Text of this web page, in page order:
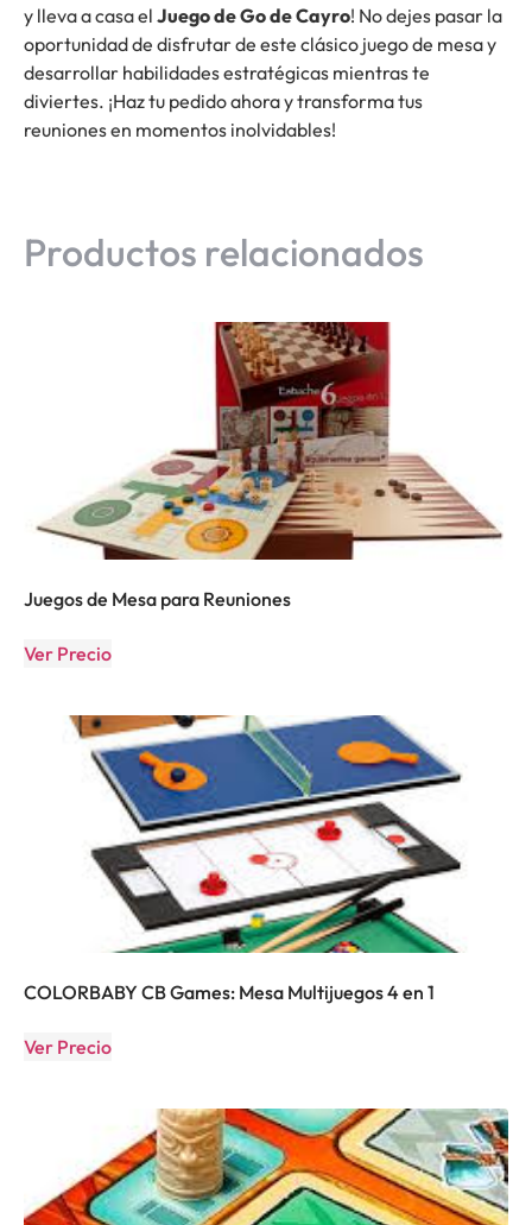
y lleva a casa el Juego de Go de Cayro! No dejes pasar la
oportunidad de disfrutar de este clásico juego de mesa y
desarrollar habilidades estratégicas mientras te
diviertes. ¡Haz tu pedido ahora y transforma tus
reuniones en momentos inolvidables!
Productos relacionados
Juegos de Mesa para Reuniones
Ver Precio
COLORBABY CB Games: Mesa Multijuegos 4 en 1
Ver Precio